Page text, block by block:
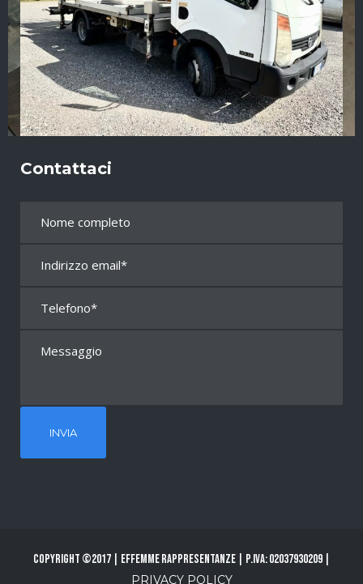
Contattaci
Copyright ©2017 | Effemme Rappresentanze | P.Iva: 02037930209 |
PRIVACY POLICY